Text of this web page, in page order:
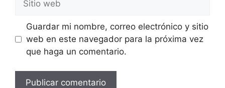
web
Guardar mi nombre, correo electrónico y sitio
web en este navegador para la próxima vez
que haga un comentario.